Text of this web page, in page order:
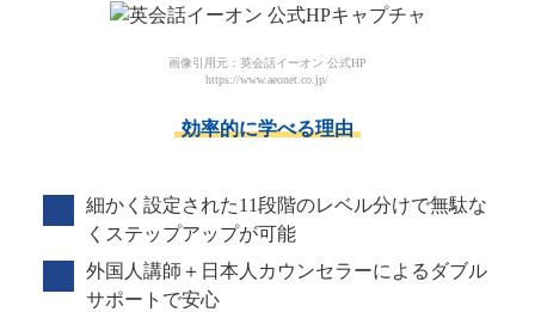
画像引用元：英会話イーオン 公式HP
https://www.aeonet.co.jp/
効率的に学べる理由
細かく設定された11段階のレベル分けで無駄な
くステップアップが可能
外国人講師＋日本人カウンセラーによるダブル
サポートで安心